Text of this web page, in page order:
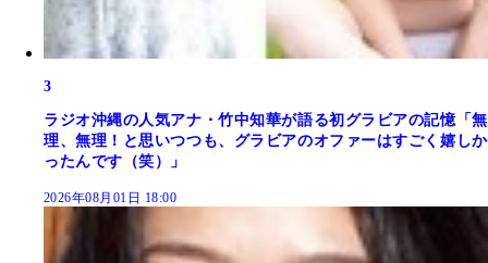
3
ラジオ沖縄の人気アナ・竹中知華が語る初グラビアの記憶「無
理、無理！と思いつつも、グラビアのオファーはすごく嬉しか
ったんです（笑）」
2026年08月01日 18:00